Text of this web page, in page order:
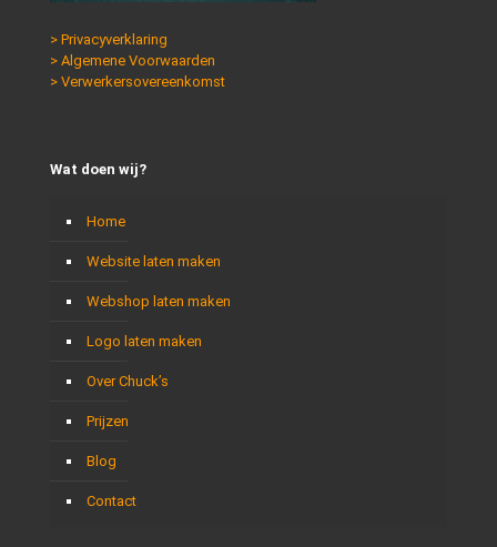
> Privacyverklaring
> Algemene Voorwaarden
> Verwerkersovereenkomst
Wat doen wij?
Home
Website laten maken
Webshop laten maken
Logo laten maken
Over Chuck’s
Prijzen
Blog
Contact